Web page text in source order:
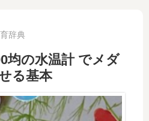
辞典
均の水温計 でメダ
る基本